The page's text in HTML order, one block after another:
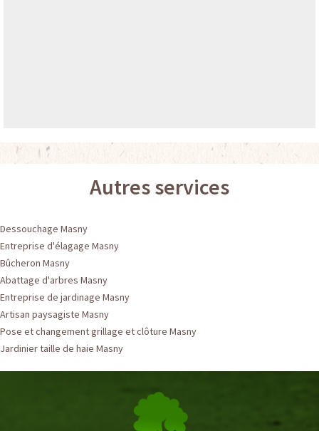
Autres services
Dessouchage Masny
Entreprise d'élagage Masny
Bûcheron Masny
Abattage d'arbres Masny
Entreprise de jardinage Masny
Artisan paysagiste Masny
Pose et changement grillage et clôture Masny
Jardinier taille de haie Masny